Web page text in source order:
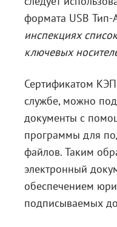
формата USB Тип-
инспекциях
ключевых
Сертификатом
службе, можно
документы с
программы для
файлов. Таким
электронный
обеспечением
подписываемых